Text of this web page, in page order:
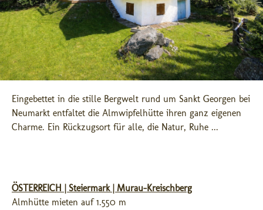
Eingebettet in die stille Bergwelt rund um Sankt Georgen bei
Neumarkt entfaltet die Almwipfelhütte ihren ganz eigenen
Charme. Ein Rückzugsort für alle, die Natur, Ruhe ...
ÖSTERREICH | Steiermark | Murau-Kreischberg
Almhütte mieten auf 1.550 m